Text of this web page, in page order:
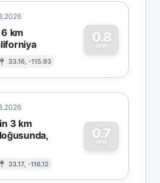
km
33.16, -115.93
0.8
MW
0
3 km
33.17, -116.12
0.7
MW
0